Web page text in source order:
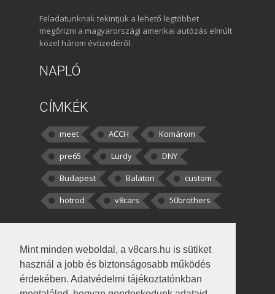
Mint minden weboldal, a v8cars.hu is sütiket
használ a jobb és biztonságosabb működés
érdekében. Adatvédelmi tájékoztatónkban
Feladatunknak tekintjük a lehető legtöbbet
megőrizni a magyarországi amerikai autózás elmúlt
közel három évtizedéről.
NAPLÓ
CÍMKÉK
meet ACCH
Komárom
pre65
Lurdy
DNY
Budapest
Balaton
custom
hotrod
v8cars 50brothers
kortisz:Elszúrtam! Én csak két
darabbaal számoltam. Nem tudtam, hogy fél autót,